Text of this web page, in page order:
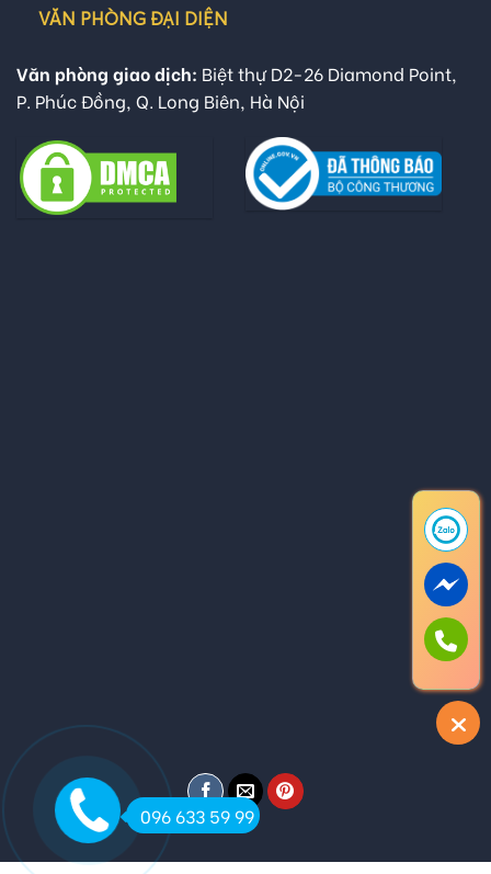
VĂN PHÒNG ĐẠI DIỆN
Văn phòng giao dịch: Biệt thự D2-26 Diamond Point,
P. Phúc Đồng, Q. Long Biên, Hà Nội
096 633 59 99